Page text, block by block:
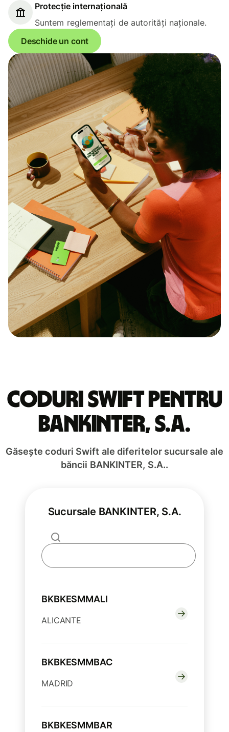
Protecție internațională
Suntem reglementați de autorități naționale.
Deschide un cont
Coduri Swift pentru
BANKINTER, S.A.
Găsește coduri Swift ale diferitelor sucursale ale
băncii BANKINTER, S.A..
Sucursale BANKINTER, S.A.
BKBKESMMALI
ALICANTE
BKBKESMMBAC
MADRID
BKBKESMMBAR